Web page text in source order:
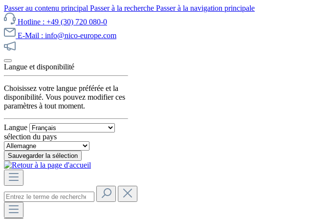
Passer au contenu principal Passer à la recherche Passer à la navigation principale
Hotline : +49 (30) 720 080-0
E-Mail : info@nico-europe.com
Langue et disponibilité
Choisissez votre langue préférée et la
disponibilité. Vous pouvez modifier ces
paramètres à tout moment.
Langue
sélection du pays
Sauvegarder la sélection